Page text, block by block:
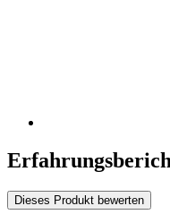
Dieses Produkt bewerten